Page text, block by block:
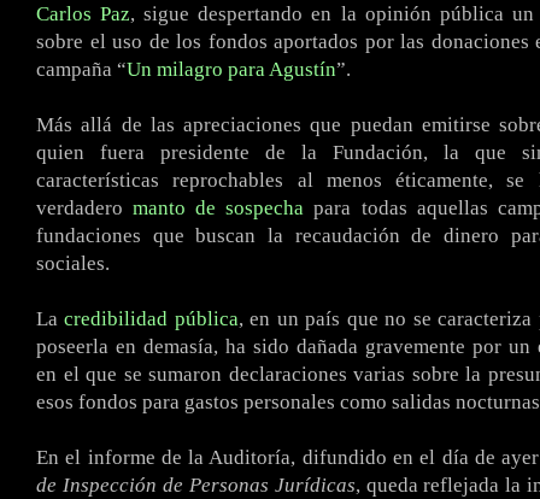
Carlos Paz, sigue despertando en la opinión pública un
sobre el uso de los fondos aportados por las donaciones
campaña “Un milagro para Agustín”.
Más allá de las apreciaciones que puedan emitirse
quien fuera presidente de la Fundación, la que
características reprochables al menos éticamente,
verdaderomanto de sospecha para todas aquellas
fundaciones que buscan la recaudación de dinero
sociales.
Lacredibilidad pública, en un país que no se caracteriza
poseerla en demasía, ha sido dañada gravemente por
en el que se sumaron declaraciones varias sobre la
esos fondos para gastos personales como salidas
En el informe de la Auditoría, difundido en el día de
de Inspección de Personas Jurídicas, queda reflejada la